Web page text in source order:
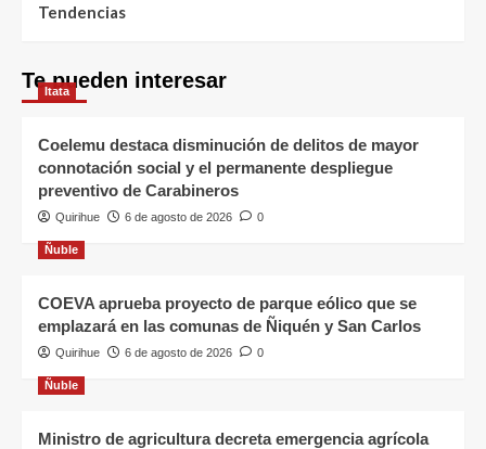
Tendencias
Te pueden interesar
Itata
Coelemu destaca disminución de delitos de mayor
connotación social y el permanente despliegue
preventivo de Carabineros
Quirihue 6 de agosto de 2026 0
Ñuble
COEVA aprueba proyecto de parque eólico que se
emplazará en las comunas de Ñiquén y San Carlos
Quirihue 6 de agosto de 2026 0
Ñuble
Ministro de agricultura decreta emergencia agrícola